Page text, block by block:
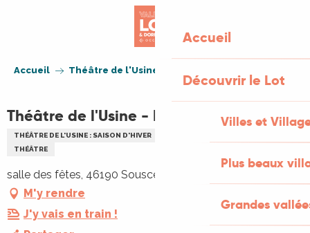
Accueil
Découvrir le Lot
Villes et
Plus beaux
Grandes
Accueil Théâtre de l'Usine - La tournée
Théâtre de l'Usine - La tournée
THÉÂTRE DE L'USINE : SAISON D'HIVER
THÉÂTRE
salle des fêtes, 46190 Sousceyrac-en-Quercy
M'y rendre
J'y vais en train !